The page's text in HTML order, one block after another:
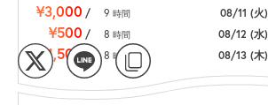
¥3,000 / 9 時間 08/11 (火)
¥500 / 8 時間 08/12 (水)
¥1,500 / 8 時間 08/13 (木)